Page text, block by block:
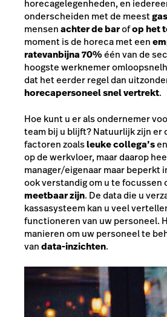
horecagelegenheden, en
onderscheiden met de meest
mensenachter de barofop het
moment is de horeca met een
ratevanbijna 70%één van de
hoogste werknemer
dat het eerder regel dan
horecapersoneel snel vertrekt.
Hoe kunt u er als ondernemer
team bij u blijft? Natuurlijk zijn er
factoren zoalsleuke collega’s
op de werkvloer, maar daarop
manager/eigenaar maar beperkt
ook verstandig om u te focussen
meetbaar zijn. De data die u
kassasysteem kan u veel
functioneren van uw personeel.
manieren om uw personeel te
vandata-inzichten.